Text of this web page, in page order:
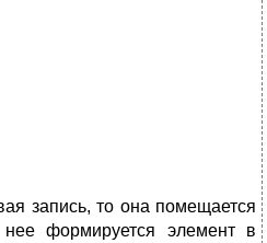
запись, то она помещается
формируется элемент в